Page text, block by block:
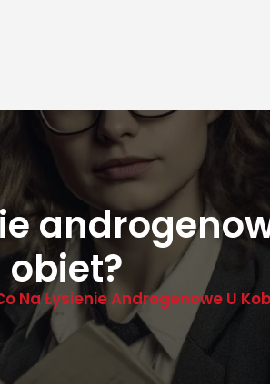
obiet?
Na Łysienie Androgenowe U